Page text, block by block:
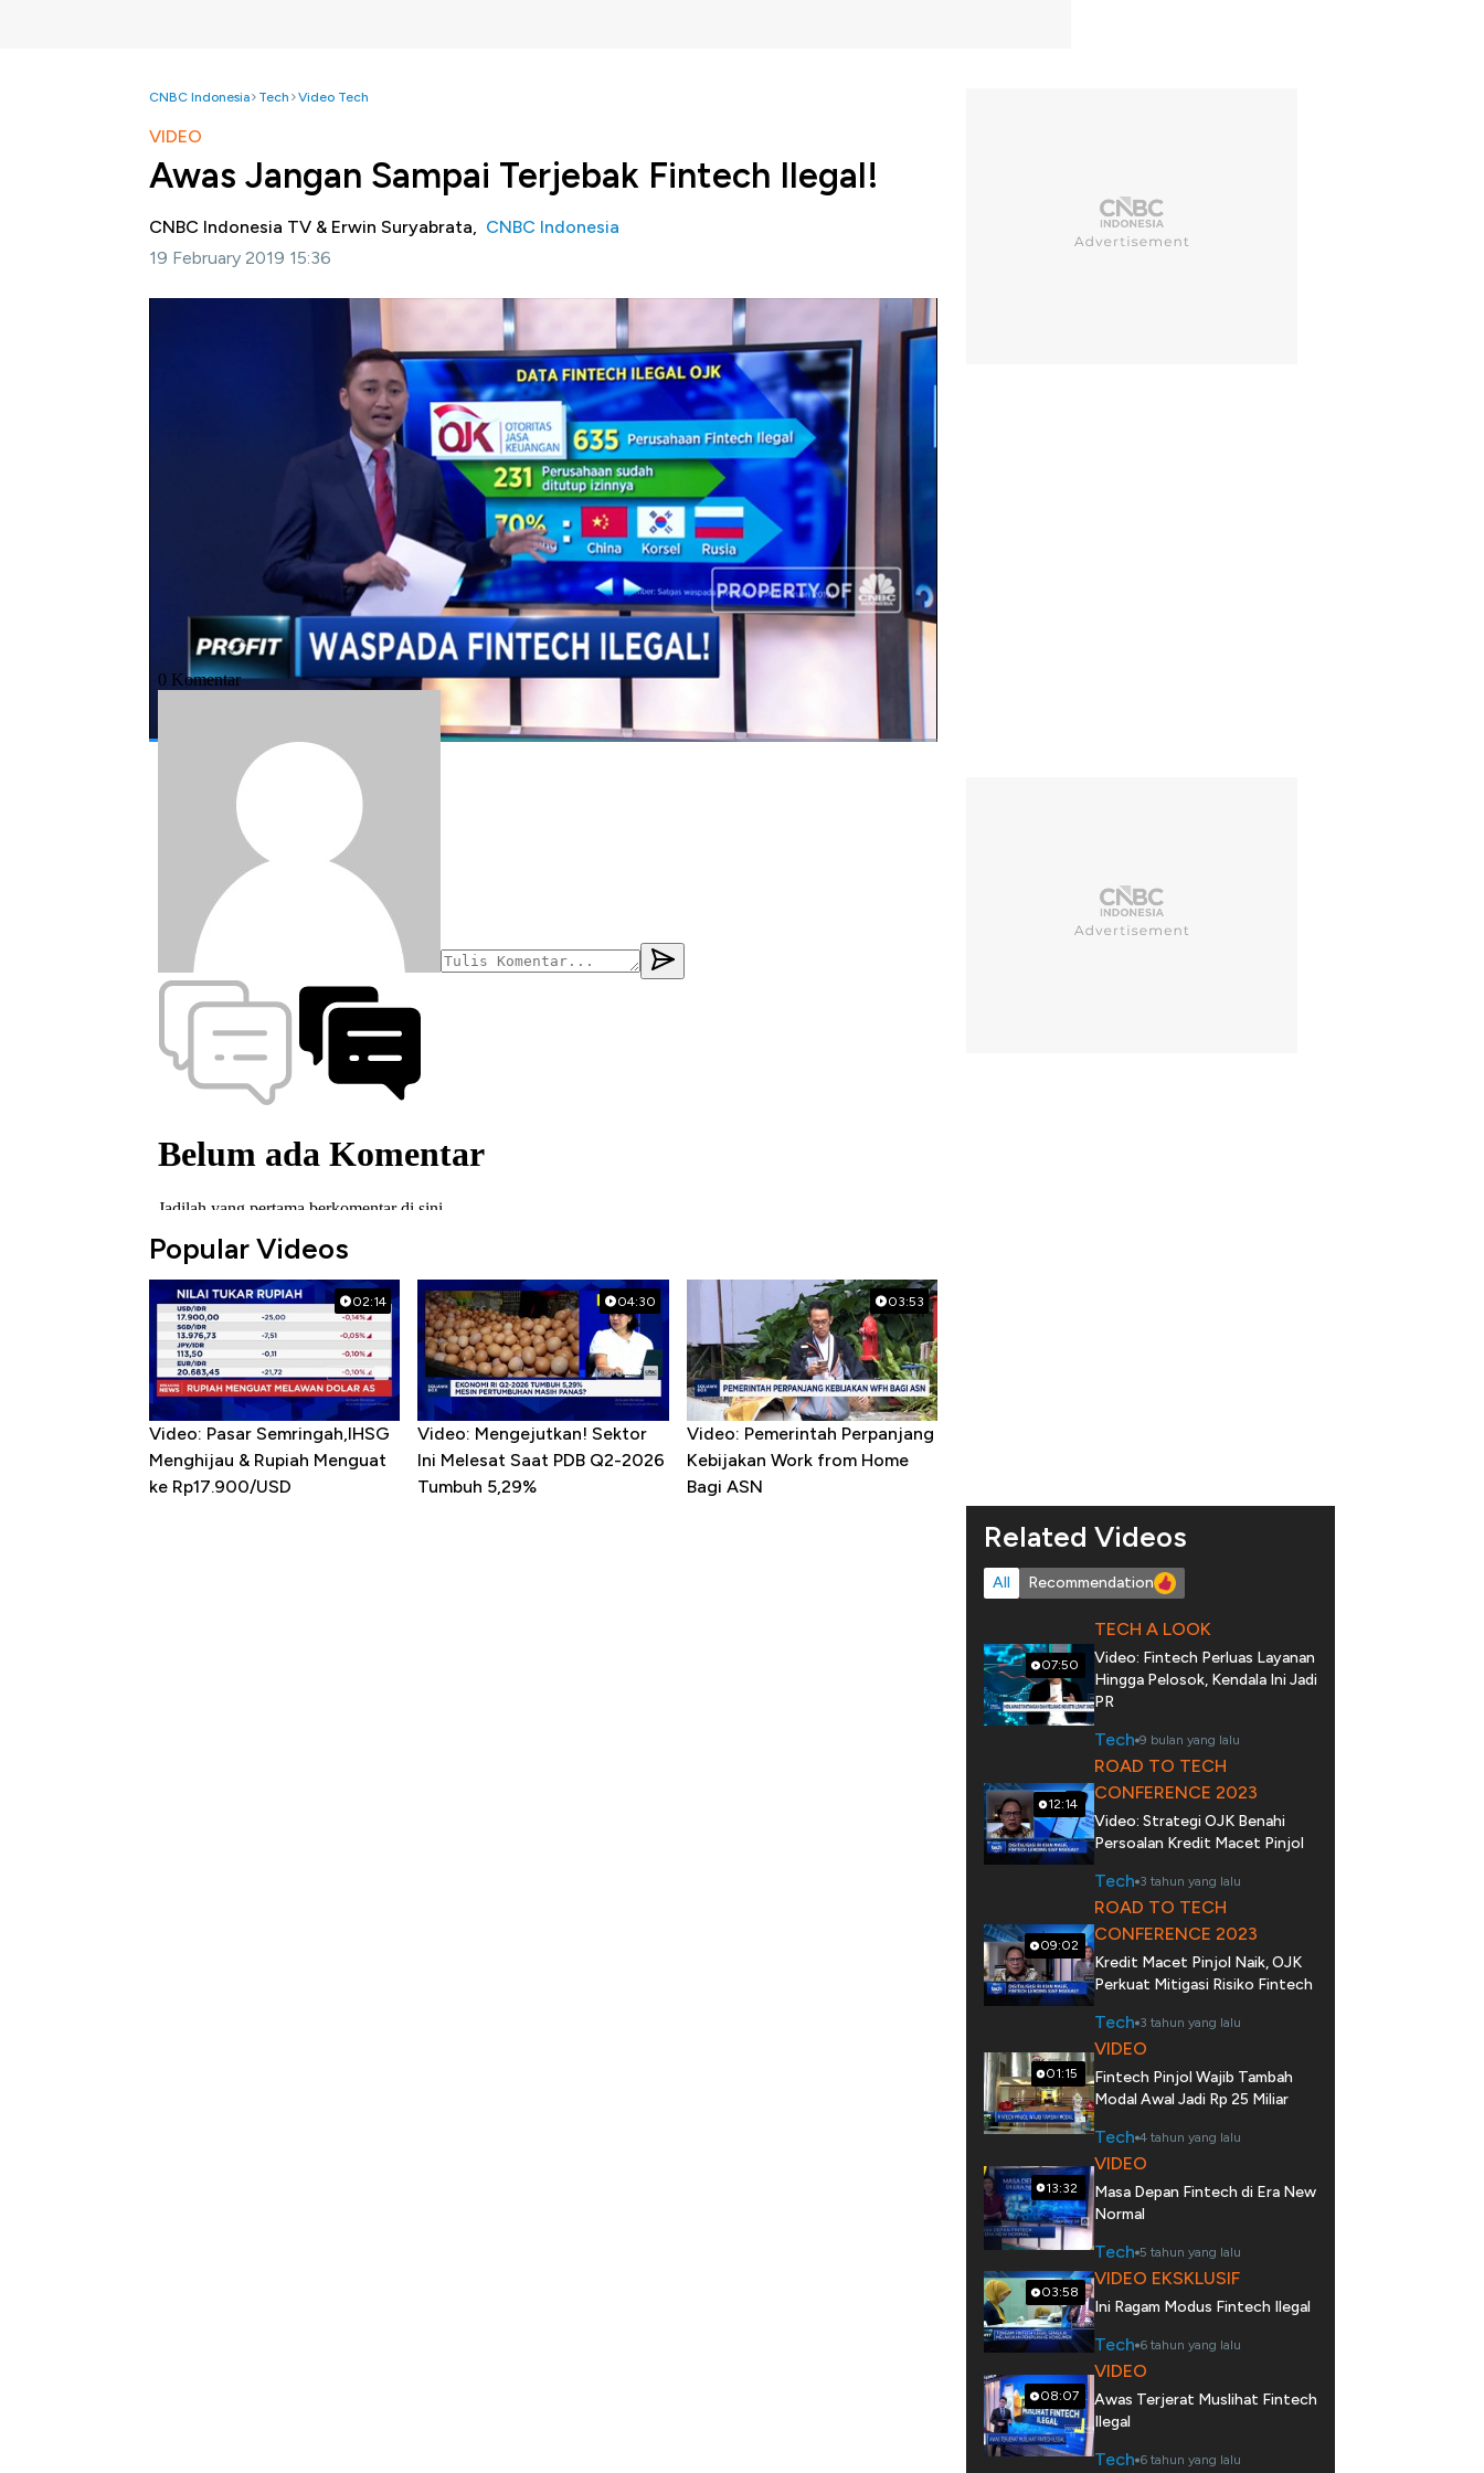
CNBC Indonesia Tech Video Tech
VIDEO
Awas Jangan Sampai Terjebak Fintech Ilegal!
CNBC Indonesia TV & Erwin Suryabrata, CNBC Indonesia
19 February 2019 15:36
Jakarta, CNBC Indonesia-
Otoritas Jasa Keuangan (OJK) hingga Januari 2019 telah menutup 231
fintech ilegal. Sebagian besar perusahaan fintech yang ditutup merupakan perusahaan peminjaman
peer to peer lending.
Lantas mengapa fintech ilegal masih marak? Lalu bagaimana tips terhindar dari fintech ilegal? Simak
penjelasan Erwin Surya Brata dalam program Profit, Kamis 14 Februari 2019 di video ini.
#fintech #fintech ilegal #peer to peer lending
Popular Videos
02:14
Video: Pasar Semringah,IHSG
Menghijau & Rupiah Menguat
ke Rp17.900/USD
04:30
Video: Mengejutkan! Sektor
Ini Melesat Saat PDB Q2-2026
Tumbuh 5,29%
03:53
Video: Pemerintah Perpanjang
Kebijakan Work from Home
Bagi ASN
Related Videos
All Recommendation
07:50
TECH A LOOK
Video: Fintech Perluas Layanan
Hingga Pelosok, Kendala Ini Jadi
PR
Tech 9 bulan yang lalu
12:14
ROAD TO TECH
CONFERENCE 2023
Video: Strategi OJK Benahi
Persoalan Kredit Macet Pinjol
Tech 3 tahun yang lalu
09:02
ROAD TO TECH
CONFERENCE 2023
Kredit Macet Pinjol Naik, OJK
Perkuat Mitigasi Risiko Fintech
Tech 3 tahun yang lalu
01:15
VIDEO
Fintech Pinjol Wajib Tambah
Modal Awal Jadi Rp 25 Miliar
Tech 4 tahun yang lalu
13:32
VIDEO
Masa Depan Fintech di Era New
Normal
Tech 5 tahun yang lalu
03:58
VIDEO EKSKLUSIF
Ini Ragam Modus Fintech Ilegal
Tech 6 tahun yang lalu
08:07
VIDEO
Awas Terjerat Muslihat Fintech
Ilegal
Tech 6 tahun yang lalu